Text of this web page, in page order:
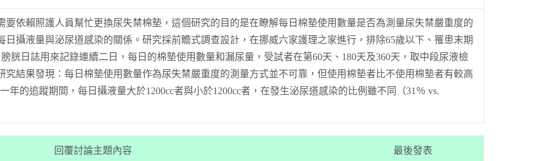
賴照護人員幫忙更換尿失禁棉墊，這個研究的目的是在瞭解每日棉墊使用數量是否為測量尿失禁嚴重度的
攝液量與泌尿道感染的關係。研究採前瞻式調查設計，在挪威六家護理之家進行，排除65歲以下、罹患末期
胱日誌用來記錄連續二日，每日的棉墊使用數量和漏尿量，受試者在第60天、180天及360天，取中段尿液檢
結果發現：每日棉墊使用數量作為尿失禁嚴重度的測量方式並不可靠，但使用棉墊者比不使用棉墊者有較高
年的追蹤期間，每日攝液量大於1200cc者與小於1200cc者，在發生泌尿道感染的比例雖不同（31％ vs.
回覆討論主題內容 最後發表